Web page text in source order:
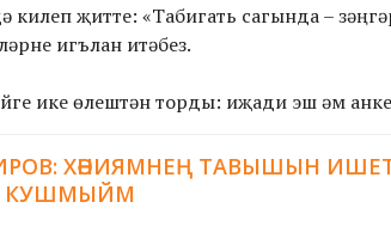
килеп җитте: «Табигать сагында –
игълан итәбез.
ике өлештән торды: иҗади эш һәм
ХӘНИЯМНЕҢ ТАВЫШЫН
КУШМЫЙМ